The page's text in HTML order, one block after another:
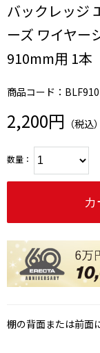
バックレッジ
ーズ ワイヤー
910mm用 1本
商品コード：BLF910
2,200円 （税込）
数量：
棚の背面または前面